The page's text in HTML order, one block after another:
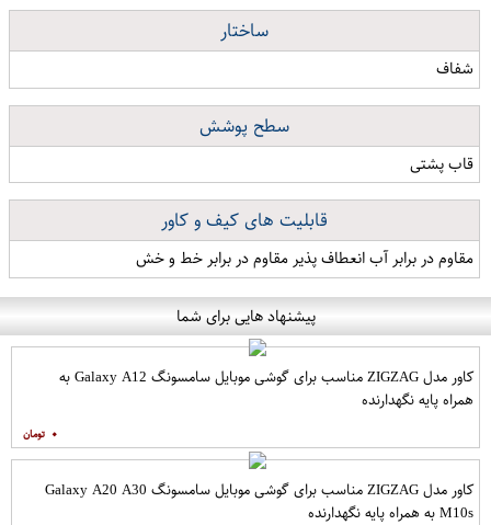
ساختار
شفاف
سطح پوشش
قاب پشتی
قابلیت های کیف و کاور
مقاوم در برابر آب انعطاف پذیر مقاوم در برابر خط و خش
پیشنهاد هایی برای شما
کاور مدل ZIGZAG مناسب برای گوشی موبایل سامسونگ Galaxy A12 به
همراه پایه نگهدارنده
۰
کاور مدل ZIGZAG مناسب برای گوشی موبایل سامسونگ Galaxy A20 A30
M10s به همراه پایه نگهدارنده